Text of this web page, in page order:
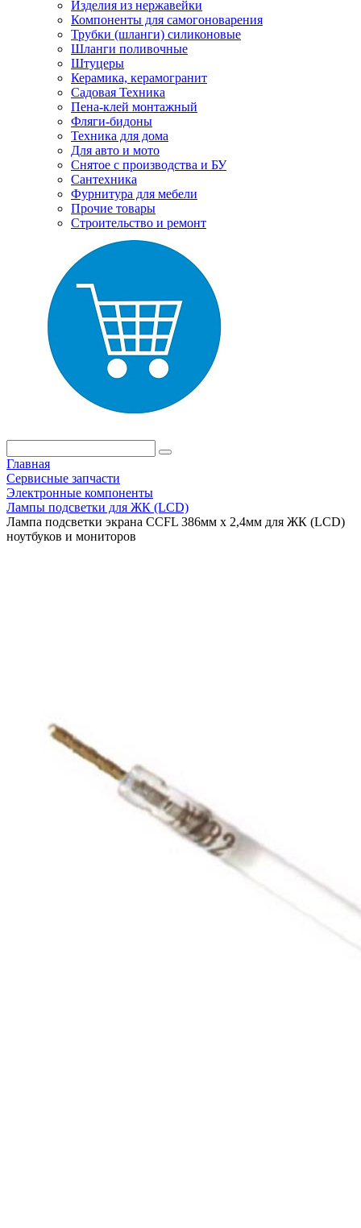
Изделия из нержавейки
Компоненты для самогоноварения
Трубки (шланги) силиконовые
Шланги поливочные
Штуцеры
Керамика, керамогранит
Садовая Техника
Пена-клей монтажный
Фляги-бидоны
Техника для дома
Для авто и мото
Снятое с производства и БУ
Сантехника
Фурнитура для мебели
Прочие товары
Строительство и ремонт
Главная
Сервисные запчасти
Электронные компоненты
Лампы подсветки для ЖК (LCD)
Лампа подсветки экрана CCFL 386мм х 2,4мм для ЖК (LCD)
ноутбуков и мониторов